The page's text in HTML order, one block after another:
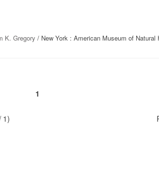
K. Gregory / New York : American Museum of Natural
1
1)